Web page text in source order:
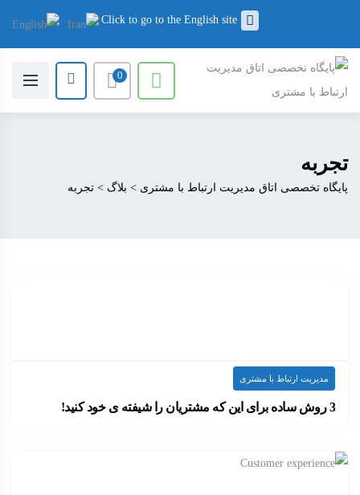
Click to go to the English site
0
تجربه
پایگاه تخصصی اتاق مدیریت ارتباط با مشتری > بلاگ > تجربه
مدیریت ارتباط با مشتری
3 روش ساده برای این که مشتریان را شیفته ی خود کنید!